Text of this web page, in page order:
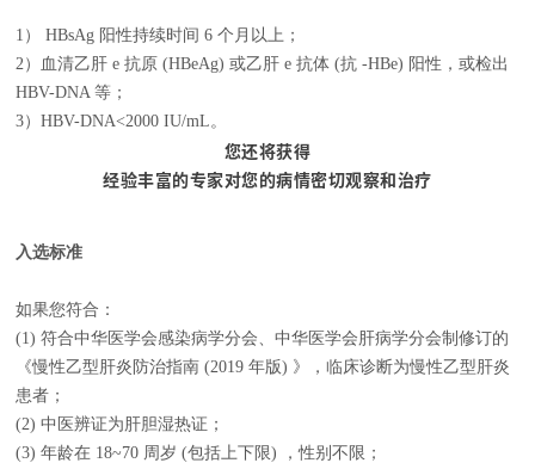
1） HBsAg 阳性持续时间 6 个月以上；
2）血清乙肝 e 抗原 (HBeAg) 或乙肝 e 抗体 (抗 -HBe) 阳性，或检出
HBV-DNA 等；
3）HBV-DNA<2000 IU/mL。
您还将获得
经验丰富的专家对您的病情密切观察和治疗
入选标准
如果您符合：
(1) 符合中华医学会感染病学分会、中华医学会肝病学分会制修订的
《慢性乙型肝炎防治指南 (2019 年版) 》，临床诊断为慢性乙型肝炎
患者；
(2) 中医辨证为肝胆湿热证；
(3) 年龄在 18~70 周岁 (包括上下限) ，性别不限；